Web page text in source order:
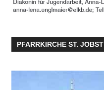
PFARRKIRCHE ST. JOBST